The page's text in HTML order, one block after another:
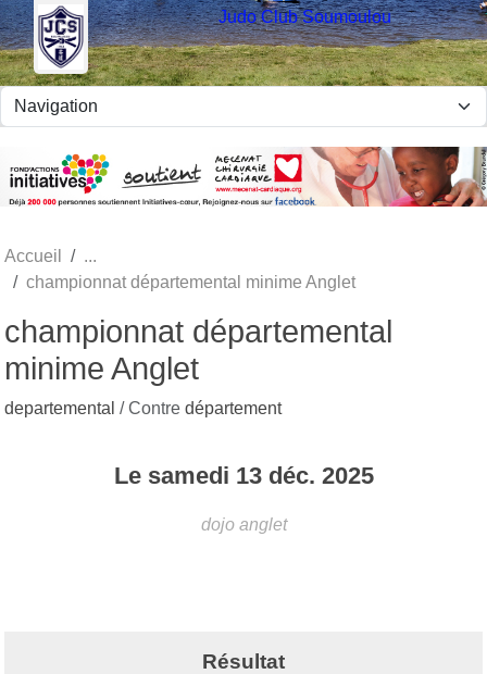
Judo Club Soumoulou
Accueil
championnat départemental minime Anglet
championnat départemental
minime Anglet
departemental / Contre département
Le samedi 13 déc. 2025
dojo anglet
Résultat
Panneau de gestion des cookies